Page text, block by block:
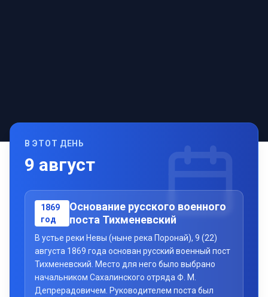
В ЭТОТ ДЕНЬ
9 август
1869
год
Основание русского военного
поста Тихменевский
В устье реки Невы (ныне река Поронай), 9 (22)
августа 1869 года основан русский военный пост
Тихменевский. Место для него было выбрано
начальником Сахалинского отряда Ф. М.
Депрерадовичем. Руководителем поста был